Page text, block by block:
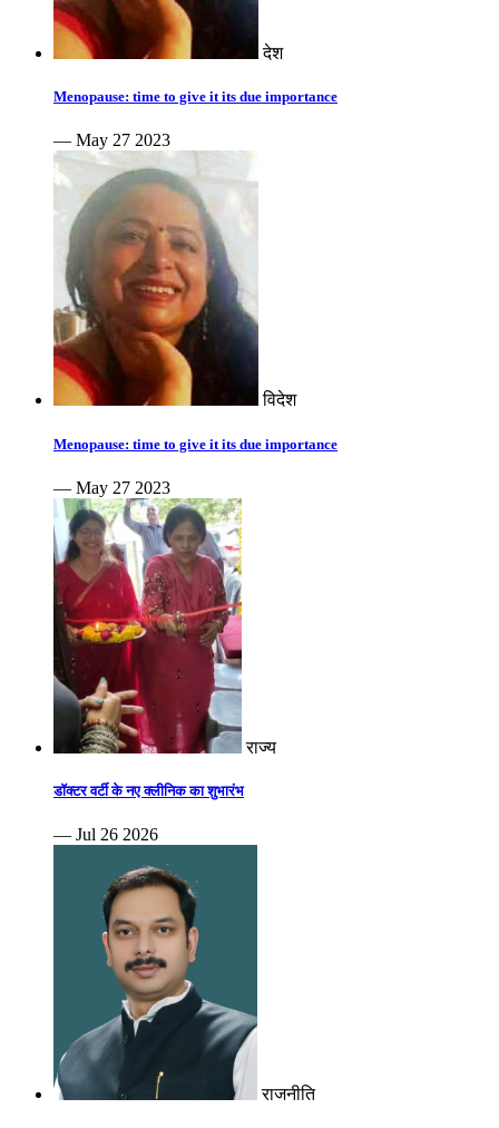
देश
Menopause: time to give it its due importance
— May 27 2023
विदेश
Menopause: time to give it its due importance
— May 27 2023
राज्य
डॉक्टर वर्टी के नए क्लीनिक का शुभारंभ
— Jul 26 2026
राजनीति